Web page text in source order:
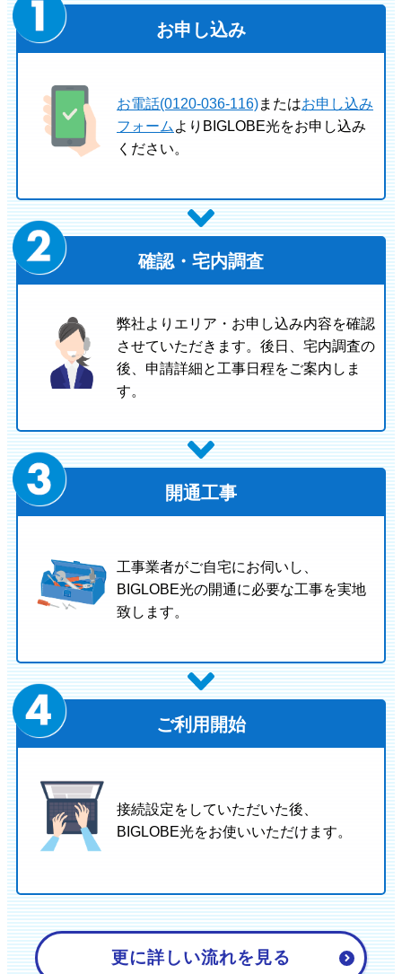
お申し込み
お電話(0120-036-116)またはお申し込み
フォーム よりBIGLOBE光をお申し込み
ください。
確認・宅内調査
弊社よりエリア・お申し込み内容を確認
させていただきます。後日、宅内調査の
後、申請詳細と工事日程をご案内しま
す。
開通工事
工事業者がご自宅にお伺いし、
BIGLOBE光の開通に必要な工事を実地
致します。
ご利用開始
接続設定をしていただいた後、
BIGLOBE光をお使いいただけます。
更に詳しい流れを見る